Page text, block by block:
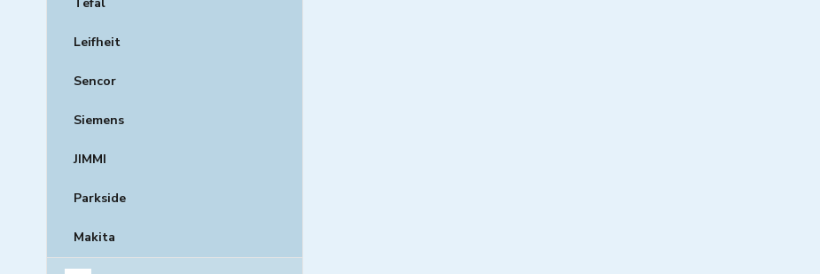
Leifheit
Sencor
Siemens
JIMMI
Parkside
Makita